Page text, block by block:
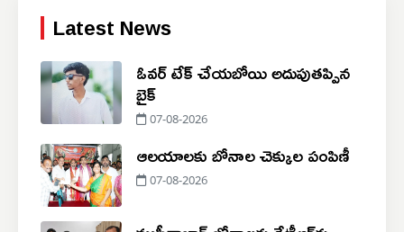
Latest News
ఓవర్ టేక్ చేయబోయి అదుపుతప్పిన
బైక్
07-08-2026
ఆలయాలకు బోనాల చెక్కుల పంపిణీ
07-08-2026